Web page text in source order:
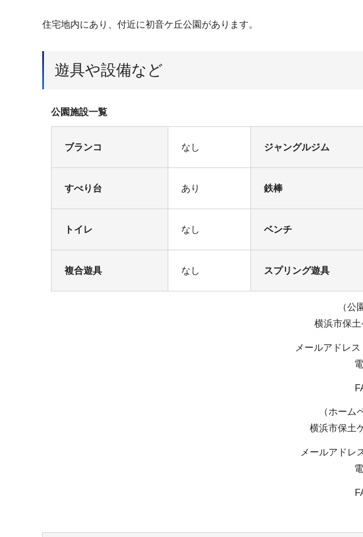
住宅地内にあり、付近に初音ケ丘公園があります。
遊具や設備など
公園施設一覧
ブランコ なし ジャングルジム
すべり台 あり 鉄棒
トイレ なし ベンチ
複合遊具 なし スプリング遊具
（公
横浜市保
メールアドレス
（ホーム
横浜市保土
メールアドレ